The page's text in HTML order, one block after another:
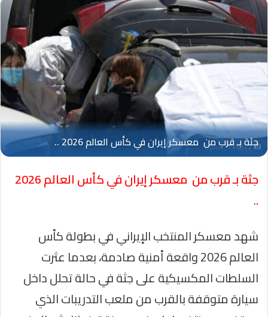
Oplus_131072
جثة بـ قرب من معسكر إيران في كأس العالم 2026
.
.
شهد معسكر المنتخب الإيراني في بطولة كأس
العالم 2026 واقعة أمنية صادمة، بعدما عثرت
السلطات المكسيكية على جثة في حالة تحلل داخل
سيارة متوقفة بالقرب من ملعب التدريبات الذي